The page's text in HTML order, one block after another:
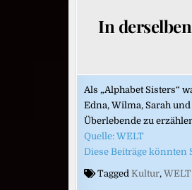
In
Als „Alphabet Sisters“
Edna, Wilma, Sarah
Überlebende zu
Quelle: WELT
Diese Beiträge könnten
Tagged Kultur, WELT